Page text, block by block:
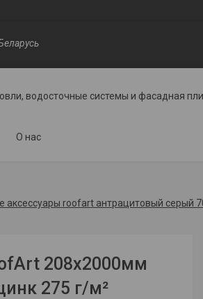
водосточные системы и фасадная
О нас
аксессуары roofart антрацитовый серый
208x2000мм
275 г/м²